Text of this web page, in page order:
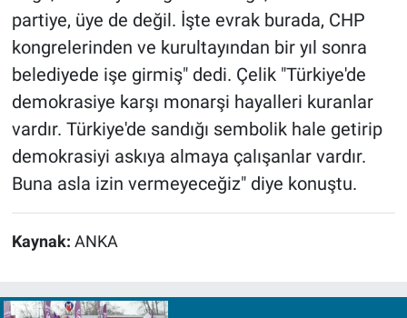
partiye, üye de değil. İşte evrak burada, CHP
kongrelerinden ve kurultayından bir yıl sonra
belediyede işe girmiş" dedi. Çelik "Türkiye'de
demokrasiye karşı monarşi hayalleri kuranlar
vardır. Türkiye'de sandığı sembolik hale getirip
demokrasiyi askıya almaya çalışanlar vardır.
Buna asla izin vermeyeceğiz" diye konuştu.
Kaynak: ANKA